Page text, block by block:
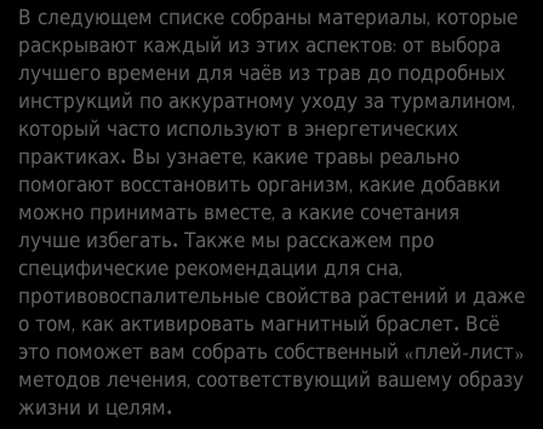
В следующем списке собраны материалы, которые
раскрывают каждый из этих аспектов: от выбора
лучшего времени для чаёв из трав до подробных
инструкций по аккуратному уходу за турмалином,
который часто используют в энергетических
практиках. Вы узнаете, какие травы реально
помогают восстановить организм, какие добавки
можно принимать вместе, а какие сочетания
лучше избегать. Также мы расскажем про
специфические рекомендации для сна,
противовоспалительные свойства растений и даже
о том, как активировать магнитный браслет. Всё
это поможет вам собрать собственный «плей‑лист»
методов лечения, соответствующий вашему образу
жизни и целям.